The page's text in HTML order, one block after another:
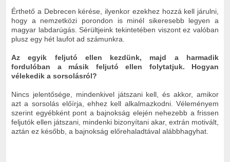
Érthető a Debrecen kérése, ilyenkor ezekhez hozzá kell járulni,
hogy a nemzetközi porondon is minél sikeresebb legyen a
magyar labdarúgás. Sérültjeink tekintetében viszont ez valóban
plusz egy hét laufot ad számunkra.
Az egyik feljutó ellen kezdünk, majd a harmadik
fordulóban a másik feljutó ellen folytatjuk. Hogyan
vélekedik a sorsolásról?
Nincs jelentősége, mindenkivel játszani kell, és akkor, amikor
azt a sorsolás előírja, ehhez kell alkalmazkodni. Véleményem
szerint egyébként pont a bajnokság elején nehezebb a frissen
feljutók ellen játszani, mindenki bizonyítani akar, extrán motivált,
aztán ez később, a bajnokság előrehaladtával alábbhagyhat.